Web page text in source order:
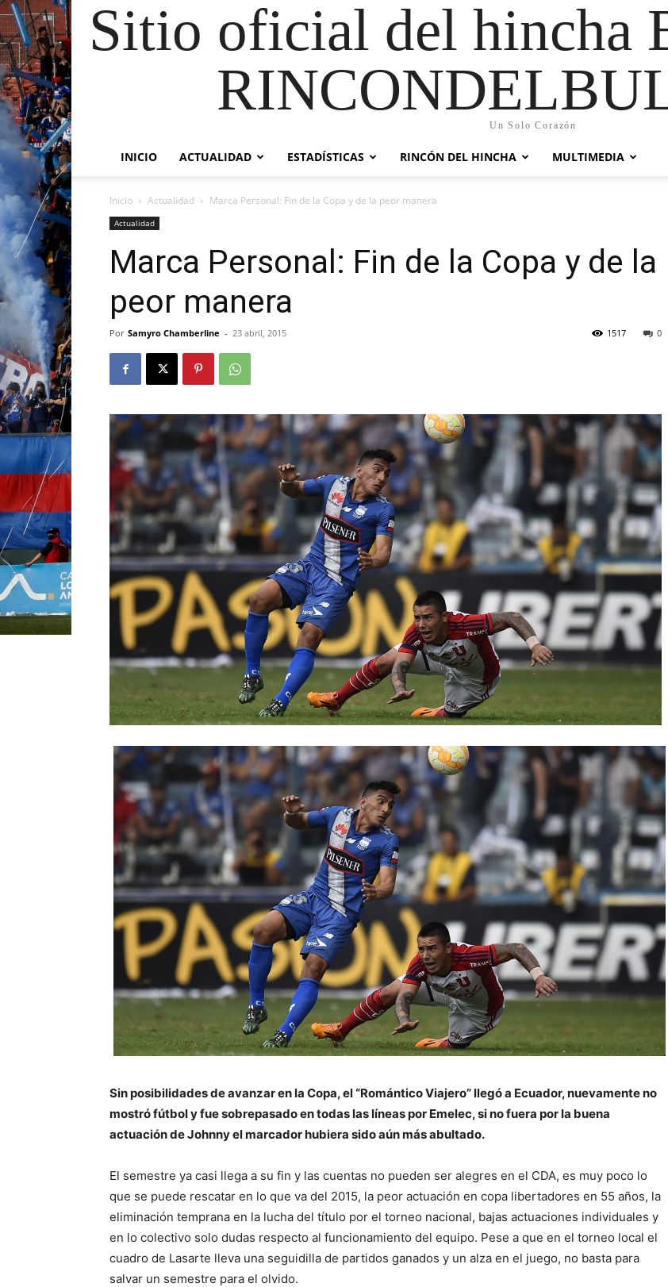
Sitio oficial del hincha
Un Solo Corazón
INICIO ACTUALIDAD ESTADÍSTICAS RINCÓN DEL HINCHA MULTIMEDIA
Inicio Actualidad Marca Personal: Fin de la Copa y de la peor manera
Actualidad
Marca Personal: Fin de la Copa y de la
peor manera
Por Samyro Chamberline - 23 abril, 2015 0
1517
Sin posibilidades de avanzar en la Copa, el “Romántico Viajero” llegó a Ecuador, nuevamente no
mostró fútbol y fue sobrepasado en todas las líneas por Emelec, si no fuera por la buena
actuación de Johnny el marcador hubiera sido aún más abultado.
El semestre ya casi llega a su fin y las cuentas no pueden ser alegres en el CDA, es muy poco lo
que se puede rescatar en lo que va del 2015, la peor actuación en copa libertadores en 55 años, la
eliminación temprana en la lucha del título por el torneo nacional, bajas actuaciones individuales y
en lo colectivo solo dudas respecto al funcionamiento del equipo. Pese a que en el torneo local el
cuadro de Lasarte lleva una seguidilla de partidos ganados y un alza en el juego, no basta para
salvar un semestre para el olvido.